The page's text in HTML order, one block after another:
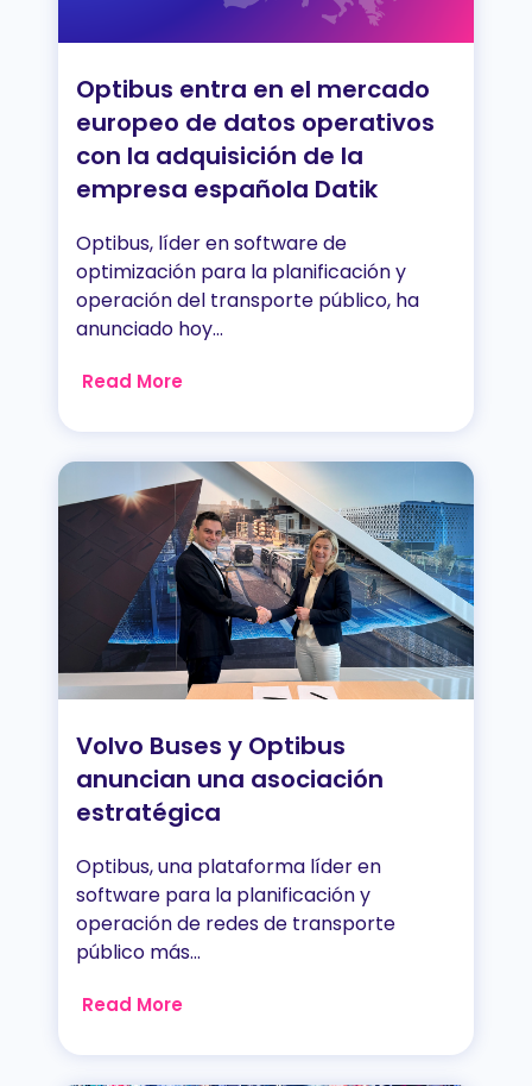
Optibus entra en el mercado
europeo de datos operativos
con la adquisición de la
empresa española Datik
Optibus, líder en software de
optimización para la planificación y
operación del transporte público, ha
anunciado hoy...
Read More
Volvo Buses y Optibus
anuncian una asociación
estratégica
Optibus, una plataforma líder en
software para la planificación y
operación de redes de transporte
público más...
Read More